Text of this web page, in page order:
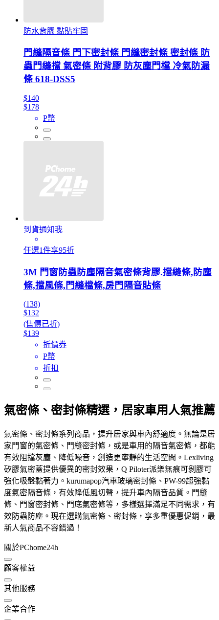
防水背膠 黏貼牢固
門縫隔音條 門下密封條 門縫密封條 密封條 防
蟲門縫擋 氣密條 附背膠 防灰塵門檔 冷氣防漏
條 618-DSS5
$140
$178
P幣
到貨通知我
任選1件享95折
3M 門窗防蟲防塵隔音氣密條背膠.擋縫條,防塵
條,擋風條,門縫檔條,房門隔音貼條
(138)
$132
(售價已折)
$139
折價券
P幣
折扣
氣密條、密封條精選，居家車用人氣推薦
氣密條、密封條系列商品，提升居家與車內舒適度。無論是居
家門窗的氣密條、門縫密封條，或是車用的隔音氣密條，都能
有效阻擋灰塵、降低噪音，創造更寧靜的生活空間。Lexliving
矽膠氣密蓋提供優異的密封效果，Q Piloter派樂無痕可剝膠可
強化吸盤黏著力。kurumapop汽車玻璃密封條、PW-99超強黏
度氣密隔音條，有效降低風切聲，提升車內隔音品質。門縫
條、門窗密封條、門底氣密條等，多樣選擇滿足不同需求，有
效防蟲防塵。現在選購氣密條、密封條，享多重優惠促銷，最
新人氣商品不容錯過！
關於PChome24h
顧客權益
其他服務
企業合作